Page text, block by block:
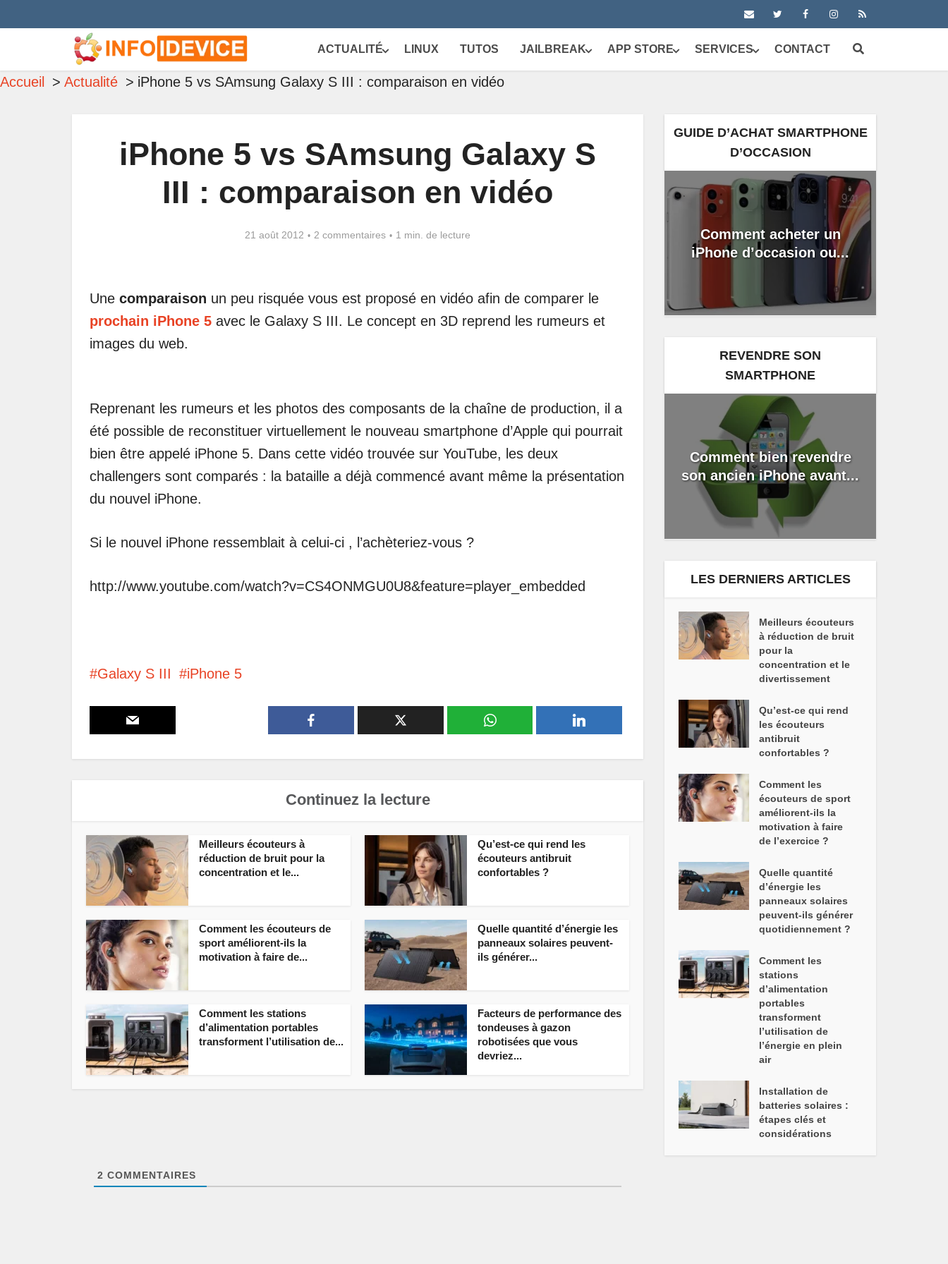
ACTUALITÉ LINUX TUTOS JAILBREAK APP STORE SERVICES CONTACT
Accueil Actualité iPhone 5 vs SAmsung Galaxy S III : comparaison en vidéo
iPhone 5 vs SAmsung Galaxy S
III : comparaison en vidéo
21 août 2012 2 commentaires 1 min. de lecture
Une comparaison un peu risquée vous est proposé en vidéo afin de comparer le
prochain iPhone 5 avec le Galaxy S III. Le concept en 3D reprend les rumeurs et
images du web.
Reprenant les rumeurs et les photos des composants de la chaîne de production, il a
été possible de reconstituer virtuellement le nouveau smartphone d’Apple qui pourrait
bien être appelé iPhone 5. Dans cette vidéo trouvée sur YouTube, les deux
challengers sont comparés : la bataille a déjà commencé avant même la présentation
du nouvel iPhone.
Si le nouvel iPhone ressemblait à celui-ci , l’achèteriez-vous ?
http://www.youtube.com/watch?v=CS4ONMGU0U8&feature=player_embedded
Galaxy S III iPhone 5
Continuez la lecture
Meilleurs écouteurs à
réduction de bruit pour la
concentration et le...
Qu’est-ce qui rend les
écouteurs antibruit
confortables ?
Comment les écouteurs de
sport améliorent-ils la
motivation à faire de...
Quelle quantité d’énergie les
panneaux solaires peuvent-
ils générer...
Comment les stations
d’alimentation portables
transforment l’utilisation de...
Facteurs de performance des
tondeuses à gazon
robotisées que vous
devriez...
2 COMMENTAIRES
GUIDE D’ACHAT SMARTPHONE
D’OCCASION
Comment acheter un
iPhone d’occasion ou...
REVENDRE SON
SMARTPHONE
Comment bien revendre
son ancien iPhone avant...
LES DERNIERS ARTICLES
Meilleurs écouteurs
à réduction de bruit
pour la
concentration et le
divertissement
Qu’est-ce qui rend
les écouteurs
antibruit
confortables ?
Comment les
écouteurs de sport
améliorent-ils la
motivation à faire
de l’exercice ?
Quelle quantité
d’énergie les
panneaux solaires
peuvent-ils générer
quotidiennement ?
Comment les
stations
d’alimentation
portables
transforment
l’utilisation de
l’énergie en plein
air
Installation de
batteries solaires :
étapes clés et
considérations